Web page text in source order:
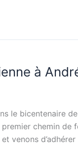
à
le bicentenaire
chemin
venons